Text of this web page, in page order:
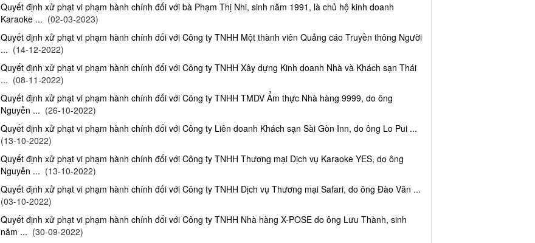
Quyết định xử phạt vi phạm hành chính đối với bà Phạm Thị Nhi, sinh năm 1991, là chủ hộ kinh doanh
Karaoke ... (02-03-2023)
Quyết định xử phạt vi phạm hành chính đối với Công ty TNHH Một thành viên Quảng cáo Truyền thông Người
... (14-12-2022)
Quyết định xử phạt vi phạm hành chính đối với Công ty TNHH Xây dựng Kinh doanh Nhà và Khách sạn Thái
... (08-11-2022)
Quyết định xử phạt vi phạm hành chính đối với Công ty TNHH TMDV Ẩm thực Nhà hàng 9999, do ông
Nguyễn ... (26-10-2022)
Quyết định xử phạt vi phạm hành chính đối với Công ty Liên doanh Khách sạn Sài Gòn Inn, do ông Lo Pui ...
(13-10-2022)
Quyết định xử phạt vi phạm hành chính đối với Công ty TNHH Thương mại Dịch vụ Karaoke YES, do ông
Nguyễn ... (13-10-2022)
Quyết định xử phạt vi phạm hành chính đối với Công ty TNHH Dịch vụ Thương mại Safari, do ông Đào Văn ...
(03-10-2022)
Quyết định xử phạt vi phạm hành chính đối với Công ty TNHH Nhà hàng X-POSE do ông Lưu Thành, sinh
năm ... (30-09-2022)